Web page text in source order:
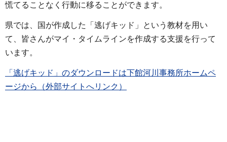
慌てることなく行動に移ることができます。
県では、国が作成した「逃げキッド」という教材を用い
て、皆さんがマイ・タイムラインを作成する支援を行って
います。
「逃げキッド」のダウンロードは下館河川事務所ホームペ
ージから（外部サイトへリンク）